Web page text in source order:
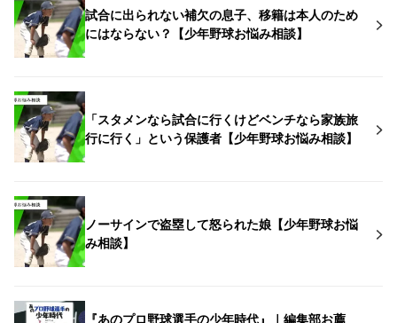
試合に出られない補欠の息子、移籍は本人のため
にはならない？【少年野球お悩み相談】
「スタメンなら試合に行くけどベンチなら家族旅
行に行く」という保護者【少年野球お悩み相談】
ノーサインで盗塁して怒られた娘【少年野球お悩
み相談】
『あのプロ野球選手の少年時代』｜編集部お薦